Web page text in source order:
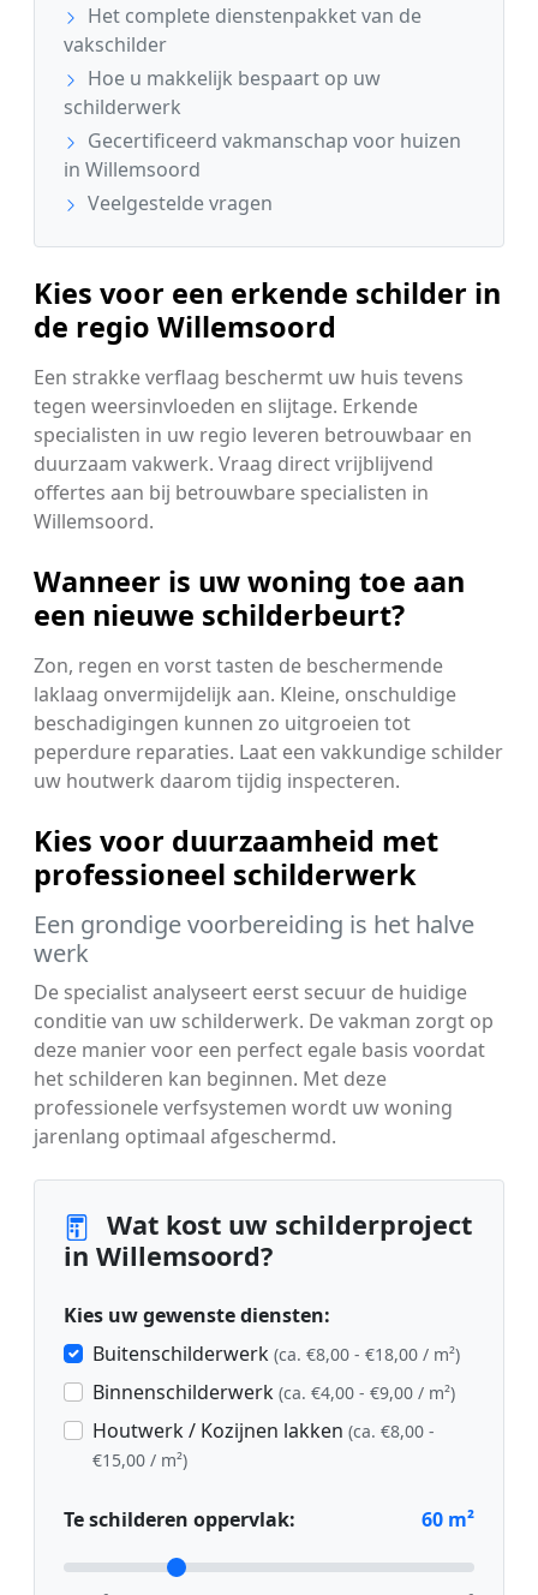
Het complete dienstenpakket van de
vakschilder
Hoe u makkelijk bespaart op uw
schilderwerk
Gecertificeerd vakmanschap voor huizen
in Willemsoord
Veelgestelde vragen
Kies voor een erkende schilder in
de regio Willemsoord
Een strakke verflaag beschermt uw huis tevens
tegen weersinvloeden en slijtage. Erkende
specialisten in uw regio leveren betrouwbaar en
duurzaam vakwerk. Vraag direct vrijblijvend
offertes aan bij betrouwbare specialisten in
Willemsoord.
Wanneer is uw woning toe aan
een nieuwe schilderbeurt?
Zon, regen en vorst tasten de beschermende
laklaag onvermijdelijk aan. Kleine, onschuldige
beschadigingen kunnen zo uitgroeien tot
peperdure reparaties. Laat een vakkundige schilder
uw houtwerk daarom tijdig inspecteren.
Kies voor duurzaamheid met
professioneel schilderwerk
Een grondige voorbereiding is het halve
werk
De specialist analyseert eerst secuur de huidige
conditie van uw schilderwerk. De vakman zorgt op
deze manier voor een perfect egale basis voordat
het schilderen kan beginnen. Met deze
professionele verfsystemen wordt uw woning
jarenlang optimaal afgeschermd.
Wat kost uw schilderproject
in Willemsoord?
Kies uw gewenste diensten:
Buitenschilderwerk (ca. €8,00 - €18,00 / m²)
Binnenschilderwerk (ca. €4,00 - €9,00 / m²)
Houtwerk / Kozijnen lakken (ca. €8,00 -
€15,00 / m²)
Te schilderen oppervlak: 60 m²